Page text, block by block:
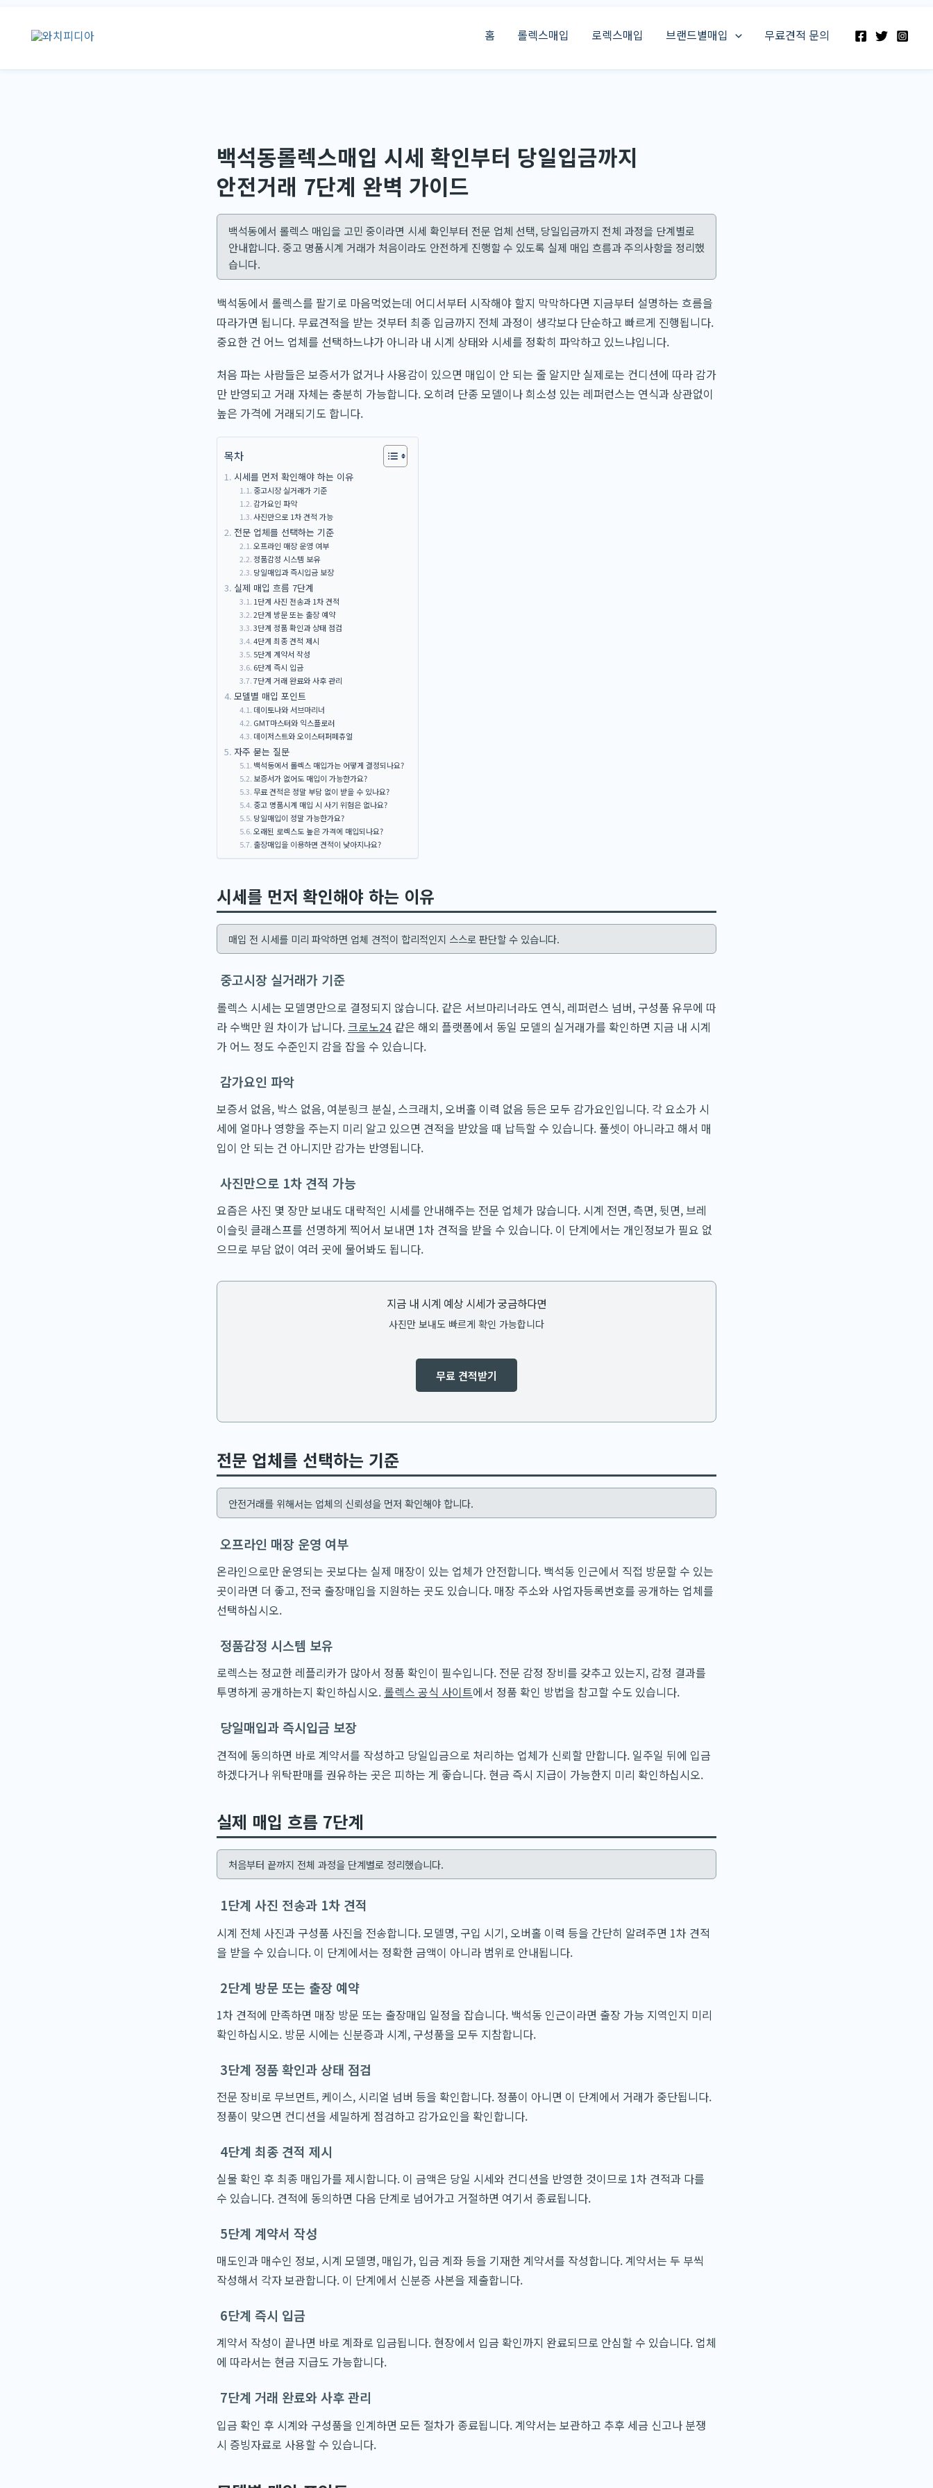
로
홈 롤렉스매입 로렉스매입 브랜드별매입 무료견적 문의
백석동롤렉스매입 시세 확인부터 당일입금까지
안전거래 7단계 완벽 가이드
백석동에서 롤렉스 매입을 고민 중이라면 시세 확인부터 전문 업체 선택, 당일입금까지 전체 과정을 단계별로
안내합니다. 중고 명품시계 거래가 처음이라도 안전하게 진행할 수 있도록 실제 매입 흐름과 주의사항을 정리했
습니다.
백석동에서 롤렉스를 팔기로 마음먹었는데 어디서부터 시작해야 할지 막막하다면 지금부터 설명하는 흐름을
따라가면 됩니다. 무료견적을 받는 것부터 최종 입금까지 전체 과정이 생각보다 단순하고 빠르게 진행됩니다.
중요한 건 어느 업체를 선택하느냐가 아니라 내 시계 상태와 시세를 정확히 파악하고 있느냐입니다.
처음 파는 사람들은 보증서가 없거나 사용감이 있으면 매입이 안 되는 줄 알지만 실제로는 컨디션에 따라 감가
만 반영되고 거래 자체는 충분히 가능합니다. 오히려 단종 모델이나 희소성 있는 레퍼런스는 연식과 상관없이
높은 가격에 거래되기도 합니다.
목차
시세를 먼저 확인해야 하는 이유
중고시장 실거래가 기준
감가요인 파악
사진만으로 1차 견적 가능
전문 업체를 선택하는 기준
오프라인 매장 운영 여부
정품감정 시스템 보유
당일매입과 즉시입금 보장
실제 매입 흐름 7단계
1단계 사진 전송과 1차 견적
2단계 방문 또는 출장 예약
3단계 정품 확인과 상태 점검
4단계 최종 견적 제시
5단계 계약서 작성
6단계 즉시 입금
7단계 거래 완료와 사후 관리
모델별 매입 포인트
데이토나와 서브마리너
GMT마스터와 익스플로러
데이저스트와 오이스터퍼페츄얼
자주 묻는 질문
백석동에서 롤렉스 매입가는 어떻게 결정되나요?
보증서가 없어도 매입이 가능한가요?
무료 견적은 정말 부담 없이 받을 수 있나요?
중고 명품시계 매입 시 사기 위험은 없나요?
당일매입이 정말 가능한가요?
오래된 로렉스도 높은 가격에 매입되나요?
출장매입을 이용하면 견적이 낮아지나요?
시세를 먼저 확인해야 하는 이유
매입 전 시세를 미리 파악하면 업체 견적이 합리적인지 스스로 판단할 수 있습니다.
중고시장 실거래가 기준
롤렉스 시세는 모델명만으로 결정되지 않습니다. 같은 서브마리너라도 연식, 레퍼런스 넘버, 구성품 유무에 따
라 수백만 원 차이가 납니다. 크로노24 같은 해외 플랫폼에서 동일 모델의 실거래가를 확인하면 지금 내 시계
가 어느 정도 수준인지 감을 잡을 수 있습니다.
감가요인 파악
보증서 없음, 박스 없음, 여분링크 분실, 스크래치, 오버홀 이력 없음 등은 모두 감가요인입니다. 각 요소가 시
세에 얼마나 영향을 주는지 미리 알고 있으면 견적을 받았을 때 납득할 수 있습니다. 풀셋이 아니라고 해서 매
입이 안 되는 건 아니지만 감가는 반영됩니다.
사진만으로 1차 견적 가능
요즘은 사진 몇 장만 보내도 대략적인 시세를 안내해주는 전문 업체가 많습니다. 시계 전면, 측면, 뒷면, 브레
이슬릿 클래스프를 선명하게 찍어서 보내면 1차 견적을 받을 수 있습니다. 이 단계에서는 개인정보가 필요 없
으므로 부담 없이 여러 곳에 물어봐도 됩니다.
지금 내 시계 예상 시세가 궁금하다면
사진만 보내도 빠르게 확인 가능합니다
무료 견적받기
전문 업체를 선택하는 기준
안전거래를 위해서는 업체의 신뢰성을 먼저 확인해야 합니다.
오프라인 매장 운영 여부
온라인으로만 운영되는 곳보다는 실제 매장이 있는 업체가 안전합니다. 백석동 인근에서 직접 방문할 수 있는
곳이라면 더 좋고, 전국 출장매입을 지원하는 곳도 있습니다. 매장 주소와 사업자등록번호를 공개하는 업체를
선택하십시오.
정품감정 시스템 보유
로렉스는 정교한 레플리카가 많아서 정품 확인이 필수입니다. 전문 감정 장비를 갖추고 있는지, 감정 결과를
투명하게 공개하는지 확인하십시오. 롤렉스 공식 사이트에서 정품 확인 방법을 참고할 수도 있습니다.
당일매입과 즉시입금 보장
견적에 동의하면 바로 계약서를 작성하고 당일입금으로 처리하는 업체가 신뢰할 만합니다. 일주일 뒤에 입금
하겠다거나 위탁판매를 권유하는 곳은 피하는 게 좋습니다. 현금 즉시 지급이 가능한지 미리 확인하십시오.
실제 매입 흐름 7단계
처음부터 끝까지 전체 과정을 단계별로 정리했습니다.
1단계 사진 전송과 1차 견적
시계 전체 사진과 구성품 사진을 전송합니다. 모델명, 구입 시기, 오버홀 이력 등을 간단히 알려주면 1차 견적
을 받을 수 있습니다. 이 단계에서는 정확한 금액이 아니라 범위로 안내됩니다.
2단계 방문 또는 출장 예약
1차 견적에 만족하면 매장 방문 또는 출장매입 일정을 잡습니다. 백석동 인근이라면 출장 가능 지역인지 미리
확인하십시오. 방문 시에는 신분증과 시계, 구성품을 모두 지참합니다.
3단계 정품 확인과 상태 점검
전문 장비로 무브먼트, 케이스, 시리얼 넘버 등을 확인합니다. 정품이 아니면 이 단계에서 거래가 중단됩니다.
정품이 맞으면 컨디션을 세밀하게 점검하고 감가요인을 확인합니다.
4단계 최종 견적 제시
실물 확인 후 최종 매입가를 제시합니다. 이 금액은 당일 시세와 컨디션을 반영한 것이므로 1차 견적과 다를
수 있습니다. 견적에 동의하면 다음 단계로 넘어가고 거절하면 여기서 종료됩니다.
5단계 계약서 작성
매도인과 매수인 정보, 시계 모델명, 매입가, 입금 계좌 등을 기재한 계약서를 작성합니다. 계약서는 두 부씩
작성해서 각자 보관합니다. 이 단계에서 신분증 사본을 제출합니다.
6단계 즉시 입금
계약서 작성이 끝나면 바로 계좌로 입금됩니다. 현장에서 입금 확인까지 완료되므로 안심할 수 있습니다. 업체
에 따라서는 현금 지급도 가능합니다.
7단계 거래 완료와 사후 관리
입금 확인 후 시계와 구성품을 인계하면 모든 절차가 종료됩니다. 계약서는 보관하고 추후 세금 신고나 분쟁
시 증빙자료로 사용할 수 있습니다.